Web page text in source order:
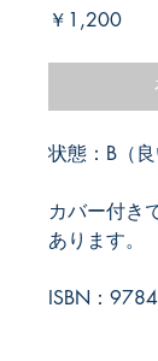
￥1,200価
状態：B（良
カバー付き
あります。
ISBN：